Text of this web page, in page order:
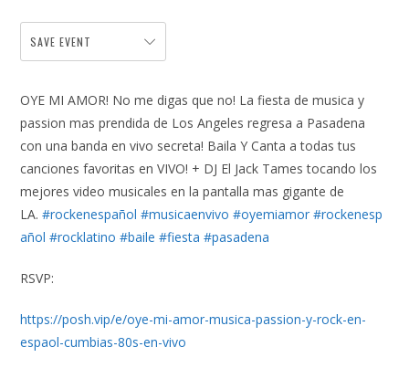
SAVE EVENT
OYE MI AMOR! No me digas que no! La fiesta de musica y
passion mas prendida de Los Angeles regresa a Pasadena
con una banda en vivo secreta! Baila Y Canta a todas tus
canciones favoritas en VIVO! + DJ El Jack Tames tocando los
mejores video musicales en la pantalla mas gigante de
LA.#rockenespañol #musicaenvivo #oyemiamor #rockenesp
añol #rocklatino #baile #fiesta #pasadena
RSVP:
https://posh.vip/e/oye-mi-amor-musica-passion-y-rock-en-
espaol-cumbias-80s-en-vivo